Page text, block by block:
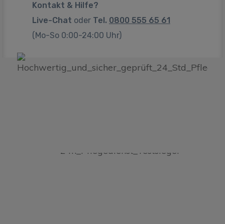
Kontakt & Hilfe?
Live-Chat oderTel. 0800 555 65 61
(Mo-So 0:00-24:00 Uhr)